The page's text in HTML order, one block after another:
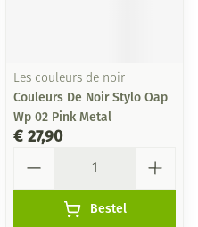
Les couleurs de noir
Couleurs De Noir Stylo Oap
Wp 02 Pink Metal
€ 27,90
Bestel